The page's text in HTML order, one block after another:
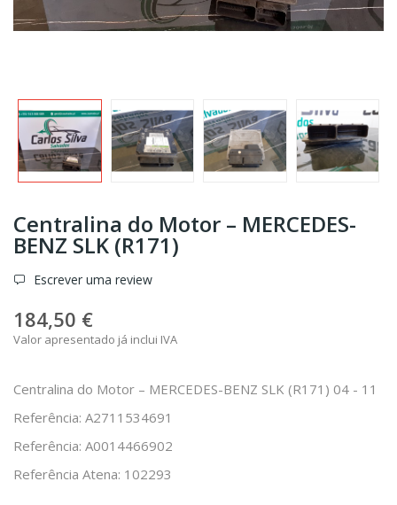
Centralina do Motor – MERCEDES-
BENZ SLK (R171)
Escrever uma review
184,50 €
Valor apresentado já inclui IVA
Centralina do Motor – MERCEDES-BENZ SLK (R171) 04 - 11
Referência: A2711534691
Referência: A0014466902
Referência Atena: 102293